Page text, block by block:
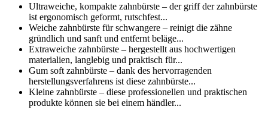
Ultraweiche, kompakte zahnbürste – der griff der zahnbürste
ist ergonomisch geformt, rutschfest...
Weiche zahnbürste für schwangere – reinigt die zähne
gründlich und sanft und entfernt beläge...
Extraweiche zahnbürste – hergestellt aus hochwertigen
materialien, langlebig und praktisch für...
Gum soft zahnbürste – dank des hervorragenden
herstellungsverfahrens ist diese zahnbürste...
Kleine zahnbürste – diese professionellen und praktischen
produkte können sie bei einem händler...